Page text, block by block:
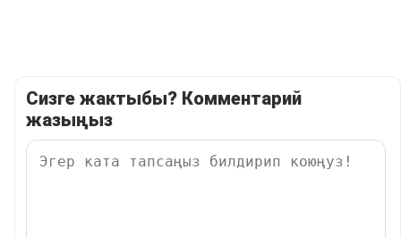
Сизге жактыбы? Комментарий
жазыңыз